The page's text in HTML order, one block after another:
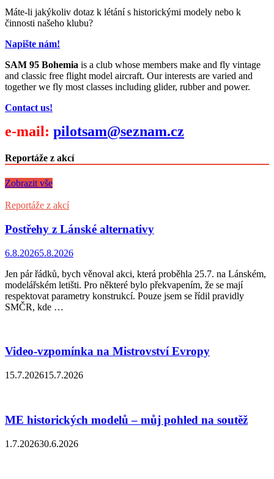
Máte-li jakýkoliv dotaz k létání s historickými modely nebo k
činnosti našeho klubu?
Napište nám!
SAM 95 Bohemia is a club whose members make and fly vintage
and classic free flight model aircraft. Our interests are varied and
together we fly most classes including glider, rubber and power.
Contact us!
e-mail: pilotsam@seznam.cz
Reportáže z akcí
Zobrazit vše
Reportáže z akcí
Postřehy z Lánské alternativy
6.8.20265.8.2026
Jen pár řádků, bych věnoval akci, která proběhla 25.7. na Lánském,
modelářském letišti. Pro některé bylo překvapením, že se mají
respektovat parametry konstrukcí. Pouze jsem se řídil pravidly
SMČR, kde …
Video-vzpomínka na Mistrovství Evropy
15.7.202615.7.2026
ME historických modelů – můj pohled na soutěž
1.7.202630.6.2026